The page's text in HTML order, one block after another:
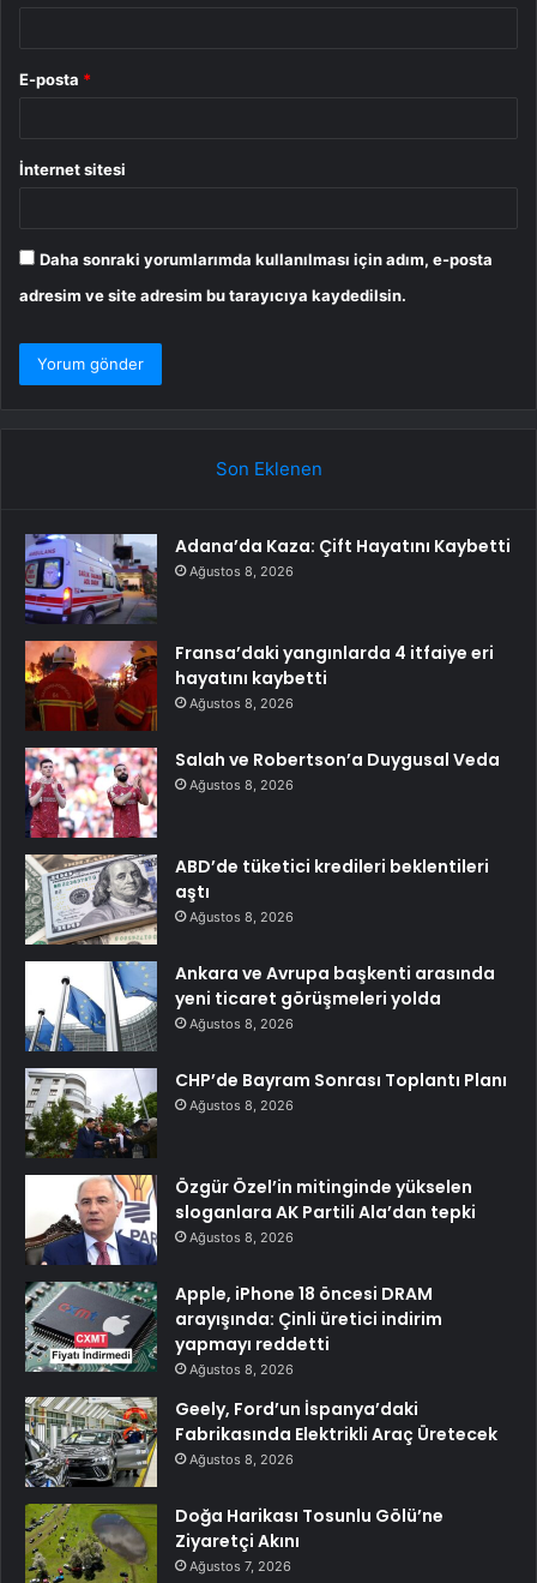
E-posta *
İnternet sitesi
Daha sonraki yorumlarımda kullanılması için adım, e-posta
adresim ve site adresim bu tarayıcıya kaydedilsin.
Son Eklenen
Adana’da Kaza: Çift Hayatını Kaybetti
Ağustos 8, 2026
Fransa’daki yangınlarda 4 itfaiye eri
hayatını kaybetti
Ağustos 8, 2026
Salah ve Robertson’a Duygusal Veda
Ağustos 8, 2026
ABD’de tüketici kredileri beklentileri
aştı
Ağustos 8, 2026
Ankara ve Avrupa başkenti arasında
yeni ticaret görüşmeleri yolda
Ağustos 8, 2026
CHP’de Bayram Sonrası Toplantı Planı
Ağustos 8, 2026
Özgür Özel’in mitinginde yükselen
sloganlara AK Partili Ala’dan tepki
Ağustos 8, 2026
Apple, iPhone 18 öncesi DRAM
arayışında: Çinli üretici indirim
yapmayı reddetti
Ağustos 8, 2026
Geely, Ford’un İspanya’daki
Fabrikasında Elektrikli Araç Üretecek
Ağustos 8, 2026
Doğa Harikası Tosunlu Gölü’ne
Ziyaretçi Akını
Ağustos 7, 2026